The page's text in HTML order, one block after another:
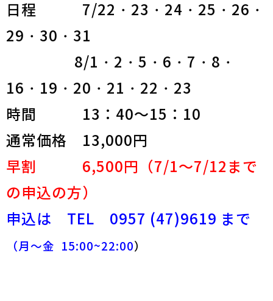
日程 7/22・23・24・25・26・
29・30・31
8/1・2・5・6・7・8・
16・19・20・21・22・23
時間 13：40～15：10
通常価格 13,000円
早割 6,500円（7/1～7/12まで
の申込の方）
申込は TEL 0957 (47)9619 まで
（月～金 15:00~22:00）